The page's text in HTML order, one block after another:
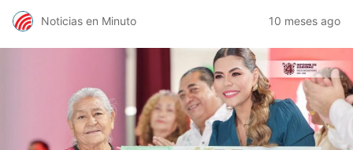
Noticias en Minuto 10 meses ago